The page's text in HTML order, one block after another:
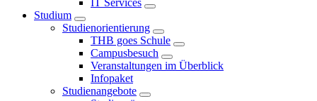
IT Services
Studium
Studienorientierung
THB goes Schule
Campusbesuch
Veranstaltungen im Überblick
Infopaket
Studienangebote